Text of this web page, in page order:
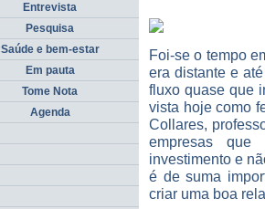
Foi-se o tempo
era distante e
fluxo quase que
vista hoje como
Collares,
empresas que
investimento e
é de suma
criar uma boa
Entrevista
Pesquisa
Saúde e bem-estar
Em pauta
Tome Nota
Agenda